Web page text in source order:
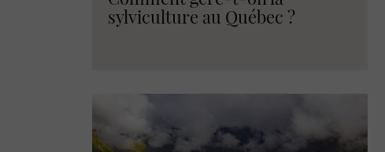
sylviculture au Québec ?